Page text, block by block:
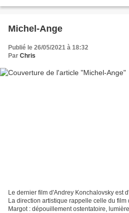
Michel-Ange
Publié le 26/05/2021 à 18:32
Par Chris
Le dernier film d'Andrey Konchalovsky est
La direction artistique rappelle celle du film
Margot : dépouillement ostentatoire,